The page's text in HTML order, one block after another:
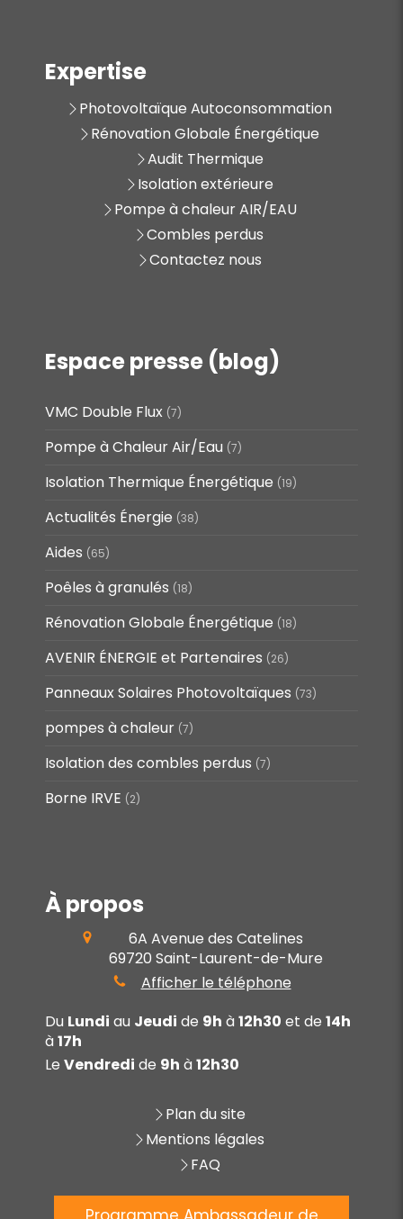
Expertise
Photovoltaïque Autoconsommation
Rénovation Globale Énergétique
Audit Thermique
Isolation extérieure
Pompe à chaleur AIR/EAU
Combles perdus
Contactez nous
Espace presse (blog)
VMC Double Flux (7)
Pompe à Chaleur Air/Eau (7)
Isolation Thermique Énergétique (19)
Actualités Énergie (38)
Aides (65)
Poêles à granulés (18)
Rénovation Globale Énergétique (18)
AVENIR ÉNERGIE et Partenaires (26)
Panneaux Solaires Photovoltaïques (73)
pompes à chaleur (7)
Isolation des combles perdus (7)
Borne IRVE (2)
À propos
6A Avenue des Catelines
69720 Saint-Laurent-de-Mure
Afficher le téléphone
Du Lundi au Jeudi de 9h à12h30 et de 14h
à17h
Le Vendredi de 9h à12h30
Plan du site
Mentions légales
FAQ